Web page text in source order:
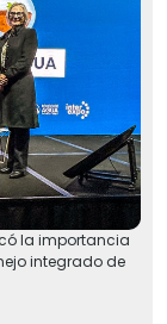
la importancia
integrado de